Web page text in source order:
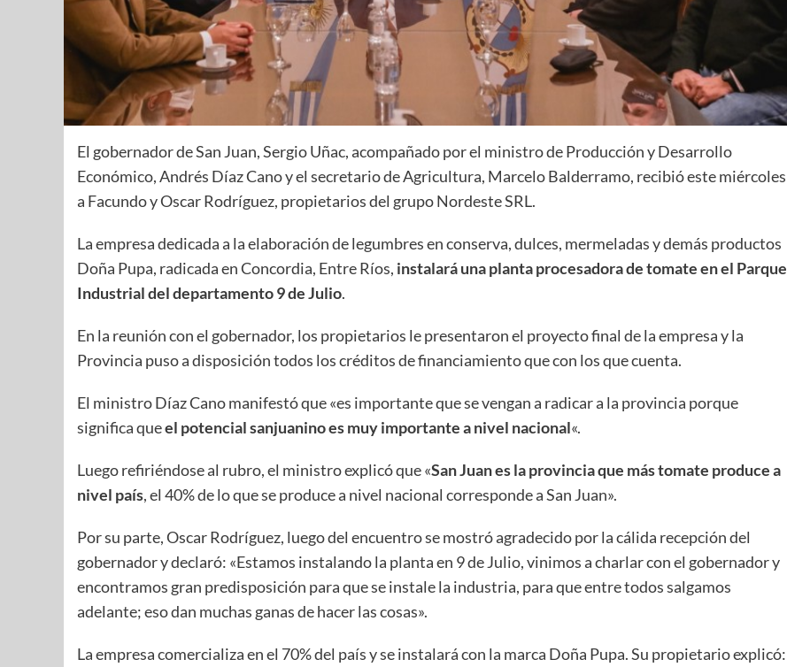
El gobernador de San Juan, Sergio Uñac, acompañado por el ministro de Producción y Desarrollo
Económico, Andrés Díaz Cano y el secretario de Agricultura, Marcelo Balderramo, recibió este miércoles
a Facundo y Oscar Rodríguez, propietarios del grupo Nordeste SRL.
La empresa dedicada a la elaboración de legumbres en conserva, dulces, mermeladas y demás productos
Doña Pupa, radicada en Concordia, Entre Ríos, instalará una planta procesadora de tomate en el Parque
Industrial del departamento 9 de Julio.
En la reunión con el gobernador, los propietarios le presentaron el proyecto final de la empresa y la
Provincia puso a disposición todos los créditos de financiamiento que con los que cuenta.
El ministro Díaz Cano manifestó que «es importante que se vengan a radicar a la provincia porque
significa queel potencial sanjuanino es muy importante a nivel nacional«.
Luego refiriéndose al rubro, el ministro explicó que «San Juan es la provincia que más tomate produce a
nivel país, el 40% de lo que se produce a nivel nacional corresponde a San Juan».
Por su parte, Oscar Rodríguez, luego del encuentro se mostró agradecido por la cálida recepción del
gobernador y declaró: «Estamos instalando la planta en 9 de Julio, vinimos a charlar con el gobernador y
encontramos gran predisposición para que se instale la industria, para que entre todos salgamos
adelante; eso dan muchas ganas de hacer las cosas».
La empresa comercializa en el 70% del país y se instalará con la marca Doña Pupa. Su propietario explicó: